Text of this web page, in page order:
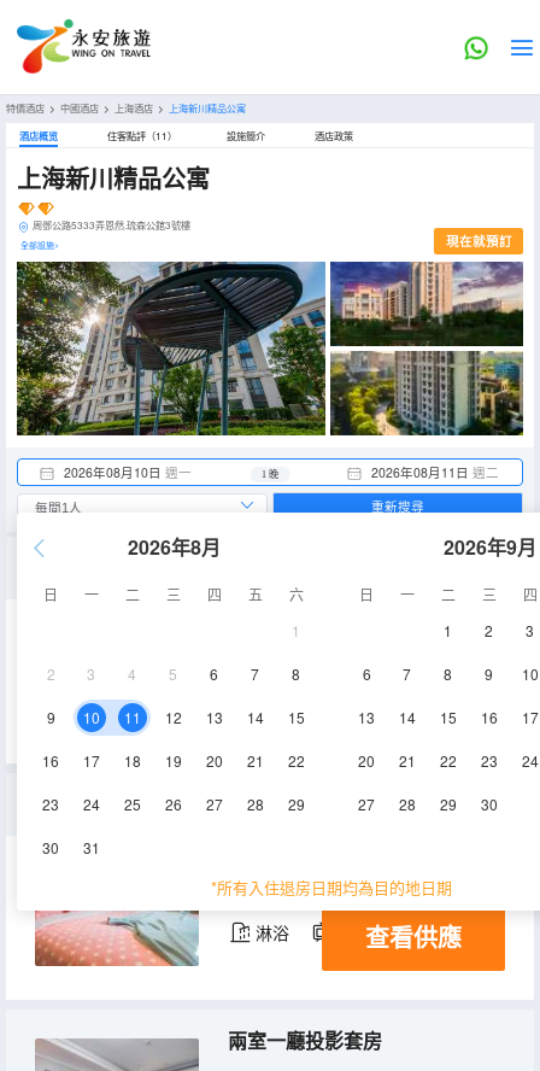
特價酒店 > 中國酒店 > 上海酒店 > 上海新川精品公寓
酒店概览 住客點評（11） 設施簡介 酒店政策
上海新川精品公寓
周鄧公路5333弄恩然.琉森公館3號樓
全部設施> 現在就預訂
2026年08月10日 週一 2026年08月11日 週二
1 晚
2026年8月
日 一 二 三 四 五
六
1
2 3 4 5 6 7 8
9 10 11 12 13 14 15
16 17 18 19 20 21 22
23 24 25 26 27 28 29
30 31
2026年9月
日 一 二 三
四
1
2 3
6 7 8 9 10
13 14 15 16 17
20 21 22 23 24
27 28 29 30
*所有入住退房日期均為目的地日期
重新搜尋
10-15㎡ 空調
二室雙床温馨套房
75㎡ 1-3,5-9層
淋浴 電視機 冰箱
查看供應
兩室一廳投影套房